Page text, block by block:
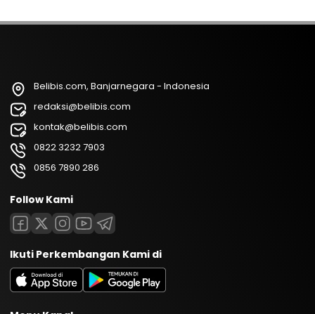
Belibis.com, Banjarnegara - Indonesia
redaksi@belibis.com
kontak@belibis.com
0822 3232 7903
0856 7890 286
Follow Kami
Ikuti Perkembangan Kami di